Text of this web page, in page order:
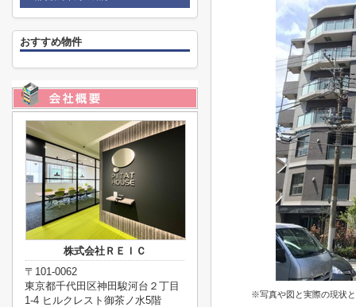
※写真や図と実際の現状
おすすめ物件
株式会社ＲＥＩＣ
〒101-0062
東京都千代田区神田駿河台２丁目
1-4 ヒルクレスト御茶ノ水5階